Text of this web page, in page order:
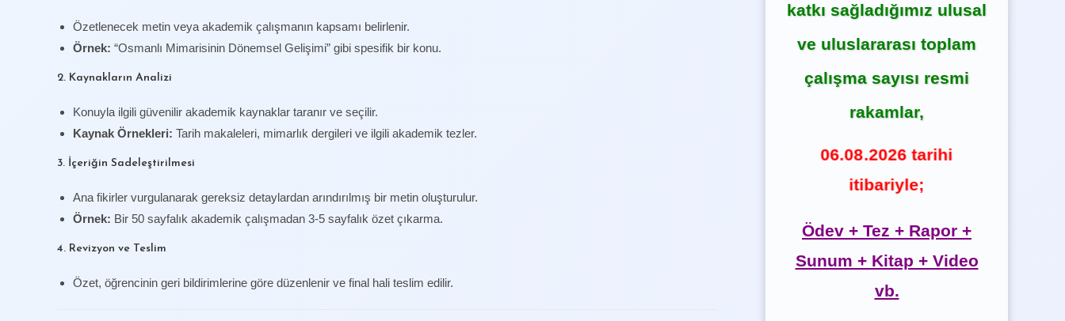
Özetlenecek metin veya akademik çalışmanın kapsamı belirlenir.
Örnek: “Osmanlı Mimarisinin Dönemsel Gelişimi” gibi spesifik bir konu.
2. Kaynakların Analizi
Konuyla ilgili güvenilir akademik kaynaklar taranır ve seçilir.
Kaynak Örnekleri: Tarih makaleleri, mimarlık dergileri ve ilgili akademik tezler.
3. İçeriğin Sadeleştirilmesi
Ana fikirler vurgulanarak gereksiz detaylardan arındırılmış bir metin oluşturulur.
Örnek: Bir 50 sayfalık akademik çalışmadan 3-5 sayfalık özet çıkarma.
4. Revizyon ve Teslim
Özet, öğrencinin geri bildirimlerine göre düzenlenir ve final hali teslim edilir.
katkı sağladığımız ulusal
ve uluslararası toplam
çalışma sayısı resmi
rakamlar,
06.08.2026 tarihi
itibariyle;
Ödev + Tez + Rapor +
Sunum + Kitap + Video
vb.